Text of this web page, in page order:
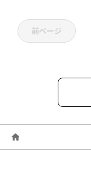
前ページ